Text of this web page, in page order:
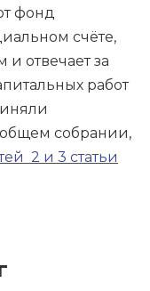
фонд
счёте,
и отвечает за
работ
собрании,
2 и 3 статьи